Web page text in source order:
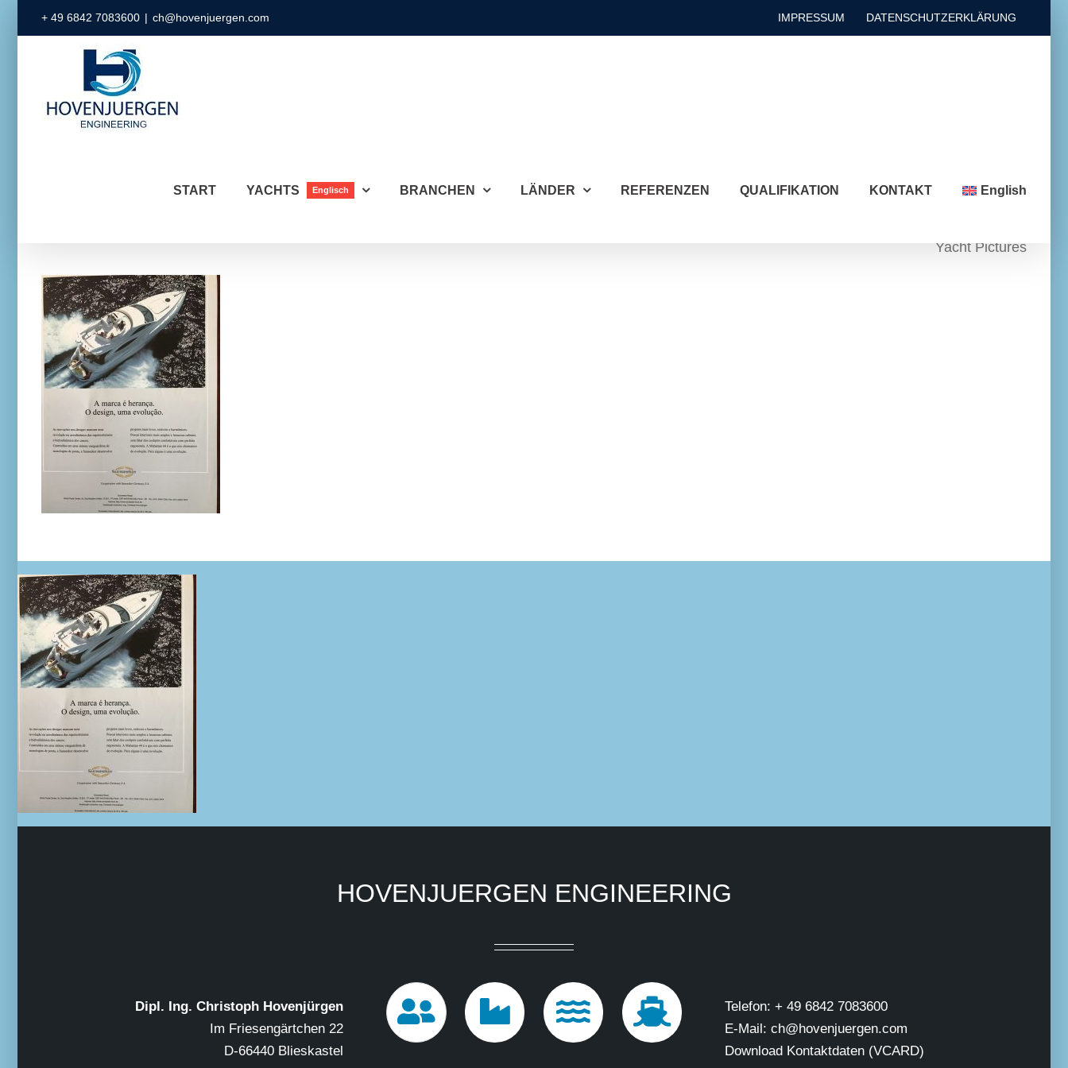
Inhalt
+ 49 6842 7083600 | ch@hovenjuergen.com IMPRESSUM DATENSCHUTZERKLÄRUNG
START YACHTS Englisch BRANCHEN LÄNDER REFERENZEN QUALIFIKATION KONTAKT English
Yacht Pictures
HOVENJUERGEN ENGINEERING
Dipl. Ing. Christoph Hovenjürgen
Im Friesengärtchen 22
D-66440 Blieskastel
Telefon: + 49 6842 7083600
E-Mail: ch@hovenjuergen.com
Download Kontaktdaten (VCARD)